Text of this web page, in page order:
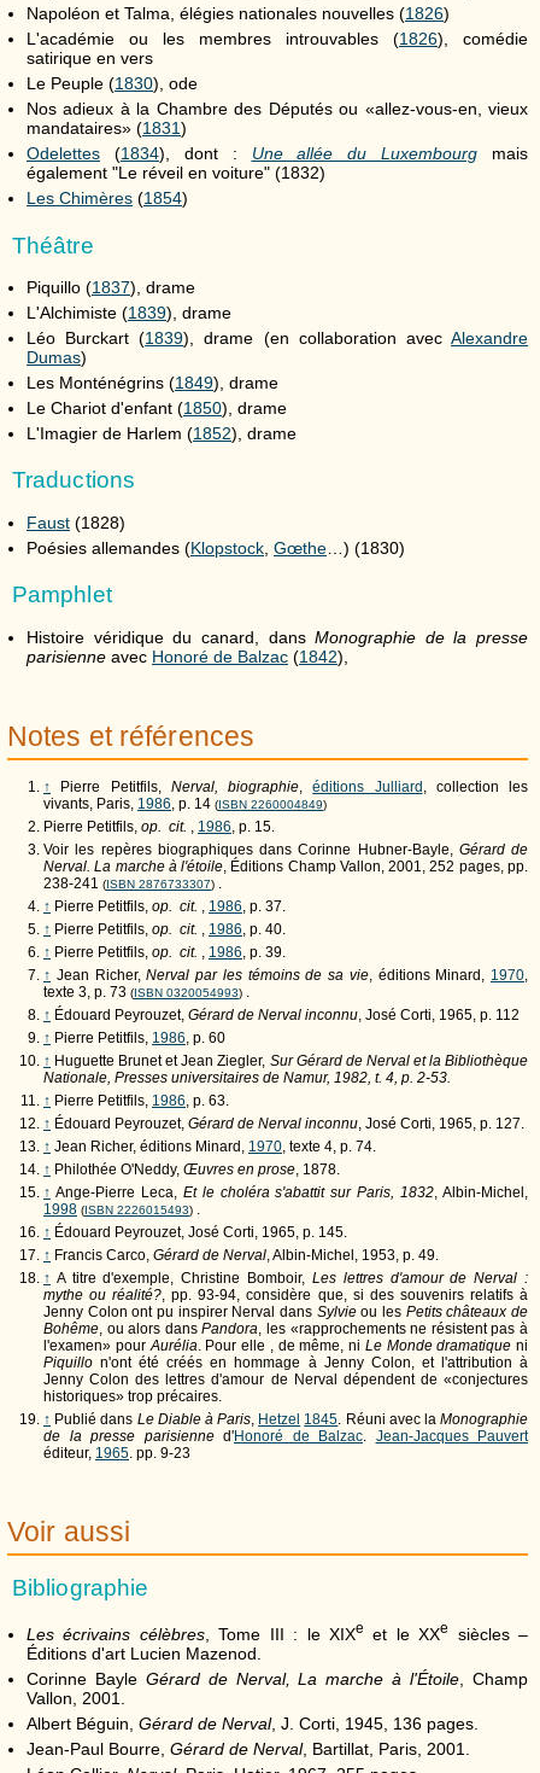
Napoléon et Talma, élégies nationales nouvelles (1826)
L'académie ou les membres introuvables (1826), comédie
satirique en vers
Le Peuple (1830), ode
Nos adieux à la Chambre des Députés ou «allez-vous-en, vieux
mandataires» (1831)
Odelettes (1834), dont : Une allée du Luxembourg mais
également "Le réveil en voiture" (1832)
Les Chimères (1854)
Théâtre
Piquillo (1837), drame
L'Alchimiste (1839), drame
Léo Burckart (1839), drame (en collaboration avecAlexandre
Dumas)
Les Monténégrins (1849), drame
Le Chariot d'enfant (1850), drame
L'Imagier de Harlem (1852), drame
Traductions
Faust (1828)
Poésies allemandes (Klopstock Gœthe …) (1830)
Pamphlet
Histoire véridique du canard, dansMonographie de la presse
parisienne avec Honoré de Balzac (1842),
Notes et références
↑ Pierre Petitfils, Nerval, biographie ,éditions Julliard , collection les
vivants, Paris, 1986 , p. 14 (ISBN 2260004849)
Pierre Petitfils, op. cit. 1986 , p. 15.
Voir les repères biographiques dans Corinne Hubner-Bayle, Gérard de
Nerval. La marche à l'étoile , Éditions Champ Vallon, 2001, 252 pages, pp.
238-241 (ISBN 2876733307)
↑ Pierre Petitfils, op. cit. 1986 , p. 37.
↑ Pierre Petitfils, op. cit. 1986 , p. 40.
↑ Pierre Petitfils, op. cit. 1986 , p. 39.
↑ Jean Richer,Nerval par les témoins de sa vie, éditions Minard, 1970
texte 3, p. 73 (ISBN 0320054993)
↑ Édouard Peyrouzet, Gérard de Nerval inconnu , José Corti, 1965, p. 112
↑ Pierre Petitfils, 1986 , p. 60
↑ Huguette Brunet et Jean Ziegler, Sur Gérard de Nerval et la Bibliothèque
Nationale, Presses universitaires de Namur, 1982, t. 4, p. 2-53.
↑ Pierre Petitfils, 1986 , p. 63.
↑ Édouard Peyrouzet, Gérard de Nerval inconnu , José Corti, 1965, p. 127.
↑ Jean Richer, éditions Minard, 1970 , texte 4, p. 74.
↑ Philothée O'Neddy, Œuvres en prose , 1878.
↑ Ange-Pierre Leca, Et le choléra s'abattit sur Paris, 1832 , Albin-Michel,
1998 (ISBN 2226015493)
↑ Édouard Peyrouzet, José Corti, 1965, p. 145.
↑ Francis Carco, Gérard de Nerval , Albin-Michel, 1953, p. 49.
↑ A titre d'exemple, Christine Bomboir, Les lettres d'amour de Nerval :
mythe ou réalité? , pp. 93-94, considère que, si des souvenirs relatifs à
Jenny Colon ont pu inspirer Nerval dans Sylvieou les Petits châteaux de
Bohême , ou alors dansPandora , les «rapprochements ne résistent pas à
l'examen» pour Aurélia . Pour elle , de même, ni Le Monde dramatique ni
Piquillo n'ont été créés en hommage à Jenny Colon, et l'attribution à
Jenny Colon des lettres d'amour de Nerval dépendent de «conjectures
historiques» trop précaires.
↑ Publié dans Le Diable à Paris Hetzel 1845 . Réuni avec laMonographie
de la presse parisienned'Honoré de Balzac
Jean-Jacques Pauvert
éditeur, 1965 . pp. 9-23
Voir aussi
Bibliographie
Les écrivains célèbres, Tome III : le XIXe et leXXe
siècles –
Éditions d'art Lucien Mazenod.
Corinne Bayle Gérard de Nerval, La marche à l'Étoile , Champ
Vallon, 2001.
Albert Béguin, Gérard de Nerval, J. Corti, 1945, 136 pages.
Jean-Paul Bourre, Gérard de Nerval, Bartillat, Paris, 2001.